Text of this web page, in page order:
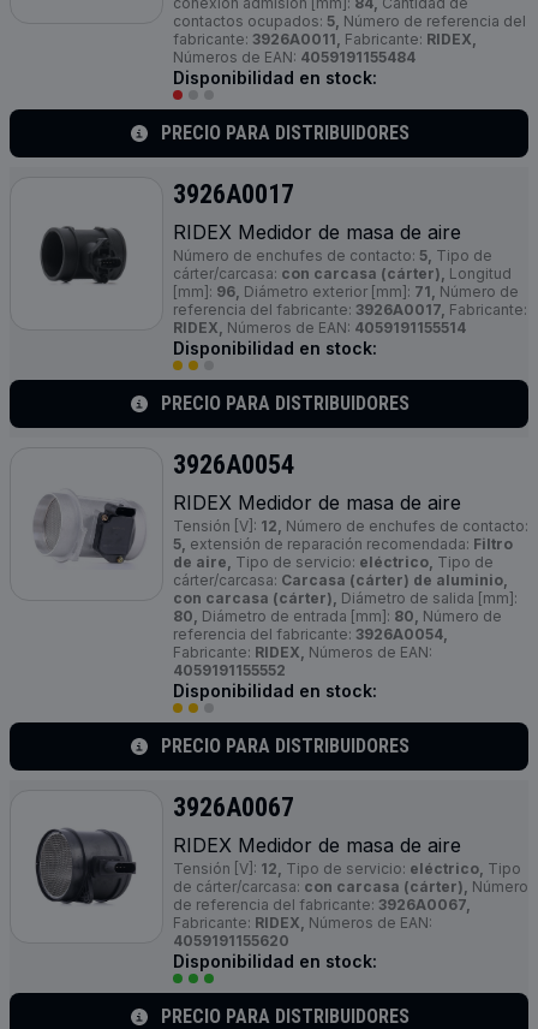
contactos ocupados: 5, Número de referencia del
fabricante: 3926A0011, Fabricante: RIDEX,
Números de EAN: 4059191155484
Disponibilidad en stock:
PRECIO PARA DISTRIBUIDORES
3926A0017
RIDEX Medidor de masa de aire
Número de enchufes de contacto: 5, Tipo de
cárter/carcasa: con carcasa (cárter), Longitud
[mm]: 96, Diámetro exterior [mm]: 71, Número de
referencia del fabricante: 3926A0017, Fabricante:
RIDEX, Números de EAN: 4059191155514
Disponibilidad en stock:
PRECIO PARA DISTRIBUIDORES
3926A0054
RIDEX Medidor de masa de aire
Tensión [V]: 12, Número de enchufes de contacto:
5, extensión de reparación recomendada: Filtro
de aire, Tipo de servicio: eléctrico, Tipo de
cárter/carcasa: Carcasa (cárter) de aluminio,
con carcasa (cárter), Diámetro de salida [mm]:
80, Diámetro de entrada [mm]: 80, Número de
referencia del fabricante: 3926A0054,
Fabricante: RIDEX, Números de EAN:
4059191155552
Disponibilidad en stock:
PRECIO PARA DISTRIBUIDORES
3926A0067
RIDEX Medidor de masa de aire
Tensión [V]: 12, Tipo de servicio: eléctrico, Tipo
de cárter/carcasa: con carcasa (cárter), Número
de referencia del fabricante: 3926A0067,
Fabricante: RIDEX, Números de EAN:
4059191155620
Disponibilidad en stock:
PRECIO PARA DISTRIBUIDORES